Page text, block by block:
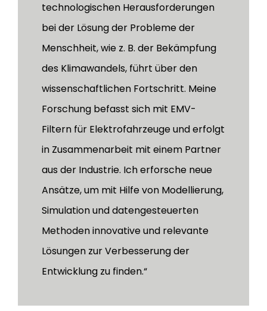
technologischen Herausforderungen
bei der Lösung der Probleme der
Menschheit, wie z. B. der Bekämpfung
des Klimawandels, führt über den
wissenschaftlichen Fortschritt. Meine
Forschung befasst sich mit EMV-
Filtern für Elektrofahrzeuge und erfolgt
in Zusammenarbeit mit einem Partner
aus der Industrie. Ich erforsche neue
Ansätze, um mit Hilfe von Modellierung,
Simulation und datengesteuerten
Methoden innovative und relevante
Lösungen zur Verbesserung der
Entwicklung zu finden.“